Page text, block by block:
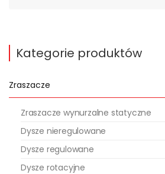
Kategorie produktów
Zraszacze
Zraszacze wynurzalne statyczne
Dysze nieregulowane
Dysze regulowane
Dysze rotacyjne